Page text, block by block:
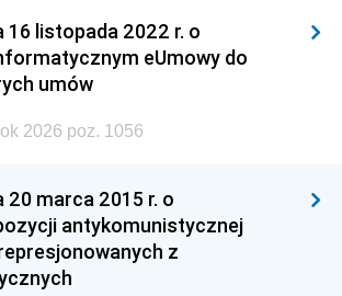
16 listopada 2022 r. o
eUmowy do
umów
2026 poz. 1056
20 marca 2015 r. o
antykomunistycznej
z